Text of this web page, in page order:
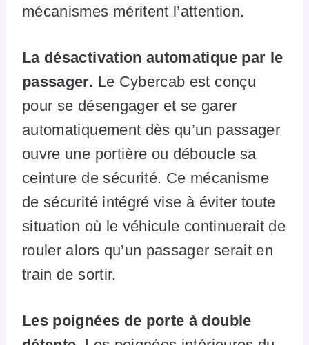
mécanismes méritent l’attention.
La désactivation automatique par le
passager. Le Cybercab est conçu
pour se désengager et se garer
automatiquement dès qu’un passager
ouvre une portière ou déboucle sa
ceinture de sécurité. Ce mécanisme
de sécurité intégré vise à éviter toute
situation où le véhicule continuerait de
rouler alors qu’un passager serait en
train de sortir.
Les poignées de porte à double